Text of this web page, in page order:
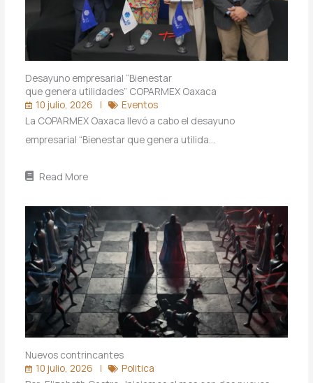
Desayuno empresarial “Bienestar
que genera utilidades” COPARMEX Oaxaca
10 julio, 2026
Eventos
La COPARMEX Oaxaca llevó a cabo el desayuno
empresarial “Bienestar que genera utilida…
Read More
Nuevos contrincantes
10 julio, 2026
Politica